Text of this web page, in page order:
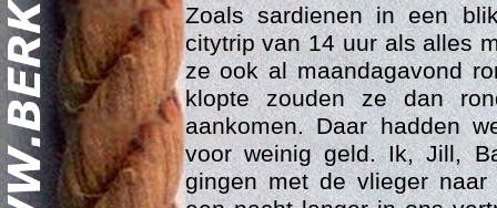
Zoals sardienen in een
citytrip van 14 uur als alles
ze ook al maandagavond
klopte zouden ze dan
aankomen. Daar hadden
voor weinig geld. Ik, Jill,
gingen met de vlieger